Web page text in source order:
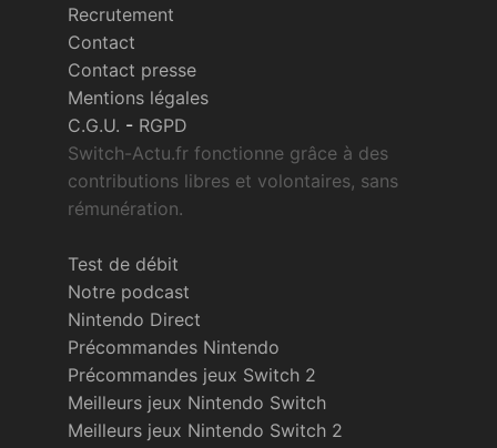
Recrutement
Contact
Contact presse
Mentions légales
C.G.U. - RGPD
Switch-Actu.fr fonctionne grâce à des
contributions libres et volontaires, sans
rémunération.
Test de débit
Notre podcast
Nintendo Direct
Précommandes Nintendo
Précommandes jeux Switch 2
Meilleurs jeux Nintendo Switch
Meilleurs jeux Nintendo Switch 2